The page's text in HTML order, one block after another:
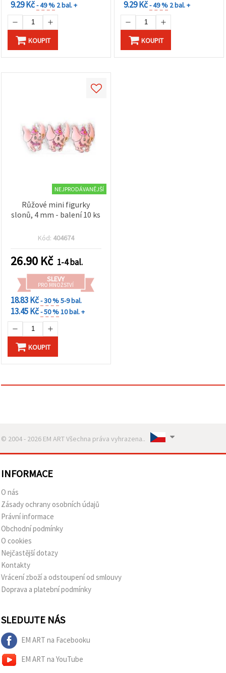
Přijmout
vše
Nastavení
9.29 Kč- 49 % 2 bal. +
KOUPIT
9.29 Kč- 49 % 2 bal. +
KOUPIT
NEJPRODÁVANĚJŠÍ
Růžové mini figurky
slonů, 4 mm - balení 10 ks
Kód: 404674
26.90 Kč 1-4 bal.
SLEVY
PRO MNOŽSTVÍ
18.83 Kč- 30 %5-9 bal.
13.45 Kč- 50 %10 bal. +
KOUPIT
© 2004 - 2026 EM ART Všechna práva vyhrazena..
INFORMACE
O nás
Zásady ochrany osobních údajů
Právní informace
Obchodní podmínky
O cookies
Nejčastější dotazy
Kontakty
Vrácení zboží a odstoupení od smlouvy
Doprava a platební podmínky
SLEDUJTE NÁS
EM ART na Facebooku
EM ART na YouTube